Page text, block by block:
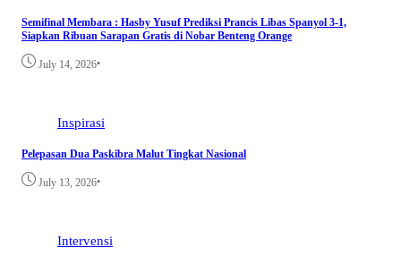
Semifinal Membara : Hasby Yusuf Prediksi Prancis Libas Spanyol 3-1,
Siapkan Ribuan Sarapan Gratis di Nobar Benteng Orange
July 14, 2026•
Inspirasi
Pelepasan Dua Paskibra Malut Tingkat Nasional
July 13, 2026•
Intervensi